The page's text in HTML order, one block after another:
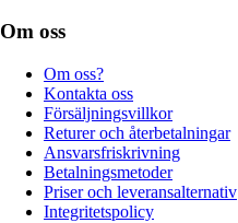
Om oss
Om oss?
Kontakta oss
Försäljningsvillkor
Returer och återbetalningar
Ansvarsfriskrivning
Betalningsmetoder
Priser och leveransalternativ
Integritetspolicy